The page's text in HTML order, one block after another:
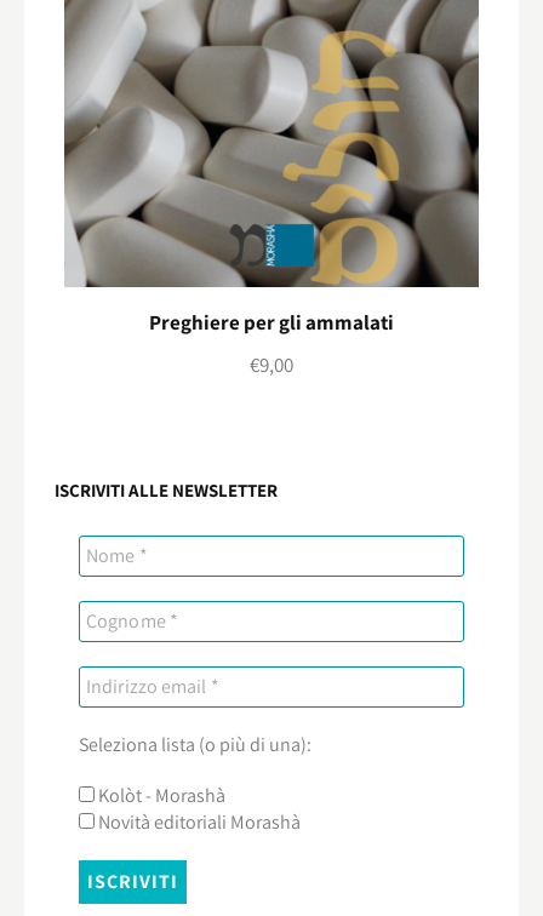
Preghiere per gli ammalati
€9,00
ISCRIVITI ALLE NEWSLETTER
Seleziona lista (o più di una):
Kolòt - Morashà
Novità editoriali Morashà